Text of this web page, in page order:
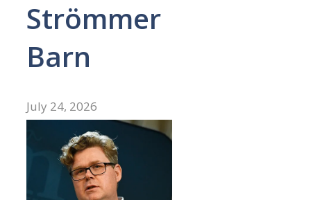
Strömmer
Barn
July 24, 2026